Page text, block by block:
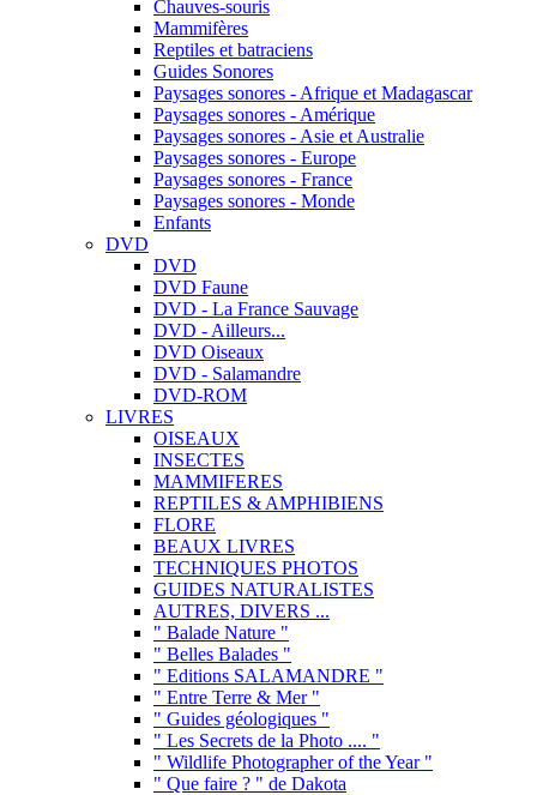
Chauves-souris
Mammifères
Reptiles et batraciens
Guides Sonores
Paysages sonores - Afrique et Madagascar
Paysages sonores - Amérique
Paysages sonores - Asie et Australie
Paysages sonores - Europe
Paysages sonores - France
Paysages sonores - Monde
Enfants
DVD
DVD
DVD Faune
DVD - La France Sauvage
DVD - Ailleurs...
DVD Oiseaux
DVD - Salamandre
DVD-ROM
LIVRES
OISEAUX
INSECTES
MAMMIFERES
REPTILES & AMPHIBIENS
FLORE
BEAUX LIVRES
TECHNIQUES PHOTOS
GUIDES NATURALISTES
AUTRES, DIVERS ...
" Balade Nature "
" Belles Balades "
" Editions SALAMANDRE "
" Entre Terre & Mer "
" Guides géologiques "
" Les Secrets de la Photo .... "
" Wildlife Photographer of the Year "
" Que faire ? " de Dakota